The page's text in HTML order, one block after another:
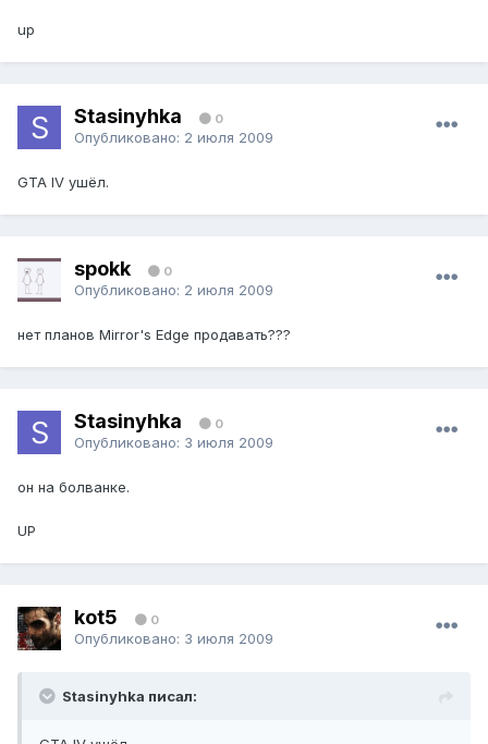
up
Stasinyhka 0
Опубликовано: 2 июля 2009
GTA IV ушёл.
spokk 0
Опубликовано: 2 июля 2009
нет планов Mirror's Edge продавать???
Stasinyhka 0
Опубликовано: 3 июля 2009
он на болванке.
UP
kot5 0
Опубликовано: 3 июля 2009
Stasinyhka писал: